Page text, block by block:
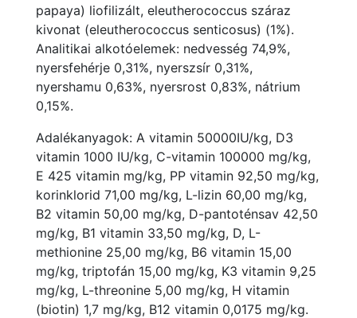
papaya) liofilizált, eleutherococcus száraz
kivonat (eleutherococcus senticosus) (1%).
Analitikai alkotóelemek: nedvesség 74,9%,
nyersfehérje 0,31%, nyerszsír 0,31%,
nyershamu 0,63%, nyersrost 0,83%, nátrium
0,15%.
Adalékanyagok: A vitamin 50000IU/kg, D3
vitamin 1000 IU/kg, C-vitamin 100000 mg/kg,
E 425 vitamin mg/kg, PP vitamin 92,50 mg/kg,
korinklorid 71,00 mg/kg, L-lizin 60,00 mg/kg,
B2 vitamin 50,00 mg/kg, D-pantoténsav 42,50
mg/kg, B1 vitamin 33,50 mg/kg, D, L-
methionine 25,00 mg/kg, B6 vitamin 15,00
mg/kg, triptofán 15,00 mg/kg, K3 vitamin 9,25
mg/kg, L-threonine 5,00 mg/kg, H vitamin
(biotin) 1,7 mg/kg, B12 vitamin 0,0175 mg/kg.